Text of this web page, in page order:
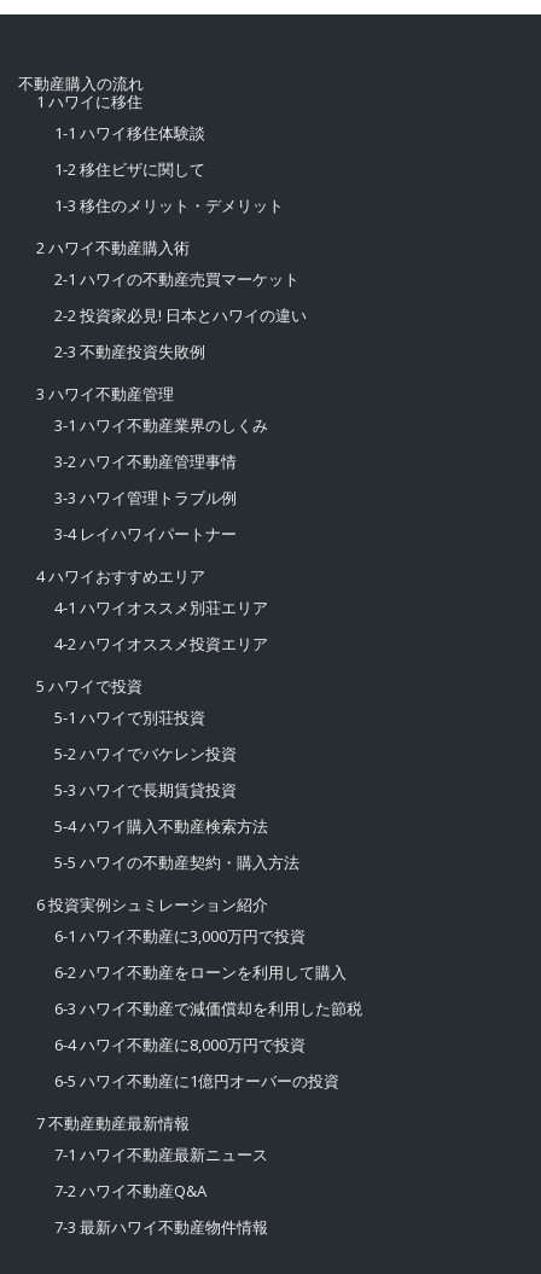
不動産購入の流れ
1 ハワイに移住
1-1 ハワイ移住体験談
1-2 移住ビザに関して
1-3 移住のメリット・デメリット
2 ハワイ不動産購入術
2-1 ハワイの不動産売買マーケット
2-2 投資家必見! 日本とハワイの違い
2-3 不動産投資失敗例
3 ハワイ不動産管理
3-1 ハワイ不動産業界のしくみ
3-2 ハワイ不動産管理事情
3-3 ハワイ管理トラブル例
3-4 レイハワイパートナー
4 ハワイおすすめエリア
4-1 ハワイオススメ別荘エリア
4-2 ハワイオススメ投資エリア
5 ハワイで投資
5-1 ハワイで別荘投資
5-2 ハワイでバケレン投資
5-3 ハワイで長期賃貸投資
5-4 ハワイ購入不動産検索方法
5-5 ハワイの不動産契約・購入方法
6 投資実例シュミレーション紹介
6-1 ハワイ不動産に3,000万円で投資
6-2 ハワイ不動産をローンを利用して購入
6-3 ハワイ不動産で減価償却を利用した節税
6-4 ハワイ不動産に8,000万円で投資
6-5 ハワイ不動産に1億円オーバーの投資
7 不動産動産最新情報
7-1 ハワイ不動産最新ニュース
7-2 ハワイ不動産Q&A
7-3 最新ハワイ不動産物件情報